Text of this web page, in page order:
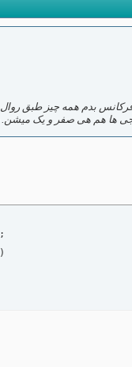
فرکانس میدم ،از 1 هرتز تا فرکانس 15 هرتز ، آردوینو قاطی میکنه!! یعنی